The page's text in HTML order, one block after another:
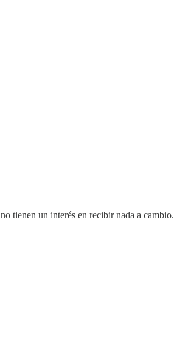
tienen un interés en recibir nada a cambio.